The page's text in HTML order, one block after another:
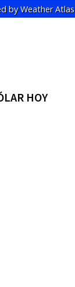
byWeather Atlas
HOY